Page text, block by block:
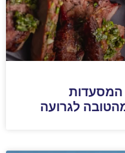
המסעדות
לגרועה